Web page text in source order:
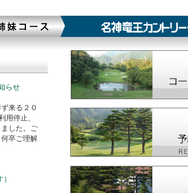
らせ
来る２０
用停止、
した。ご
卒ご理解